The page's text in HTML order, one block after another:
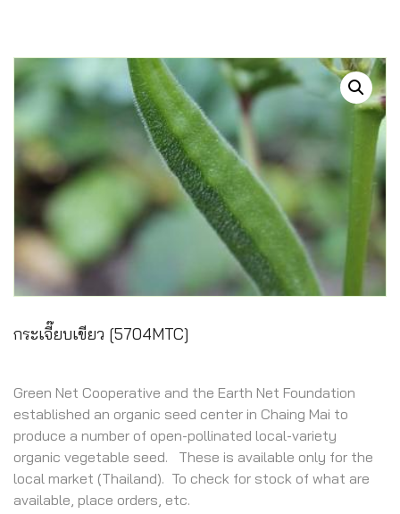
กระเจี๊ยบเขียว [5704MTC]
Green Net Cooperative and the Earth Net Foundation
established an organic seed center in Chaing Mai to
produce a number of open-pollinated local-variety
organic vegetable seed. These is available only for the
local market (Thailand). To check for stock of what are
available, place orders, etc.